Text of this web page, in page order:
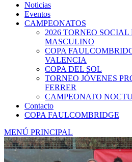
Noticias
Eventos
CAMPEONATOS
2026 TORNEO
MASCULINO
COPA
VALENCIA
COPA DEL SOL
TORNEO JÓVENES
FERRER
CAMPEONATO
Contacto
COPA FAULCOMBRIDGE
MENÚ PRINCIPAL